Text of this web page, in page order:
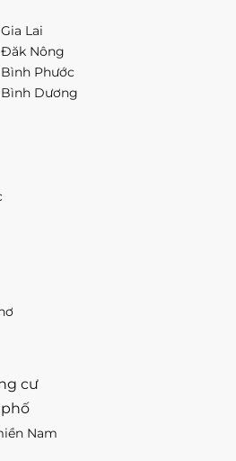
Lai
Nông
Phước
Dương
cư
Nam